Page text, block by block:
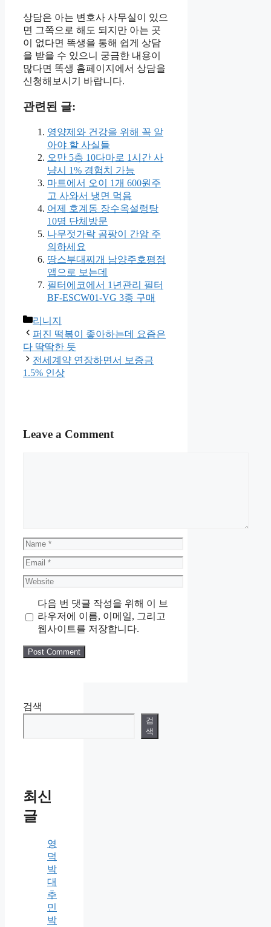
상담은 아는 변호사 사무실이 있으
면 그쪽으로 해도 되지만 아는 곳
이 없다면 똑생을 통해 쉽게 상담
을 받을 수 있으니 궁금한 내용이
많다면 똑생 홈페이지에서 상담을
신청해보시기 바랍니다.
관련된 글:
영양제와 건강을 위해 꼭 알
아야 할 사실들
오만 5층 10다마로 1시간 사
냥시 1% 경험치 가능
마트에서 오이 1개 600원주
고 사와서 냉면 먹음
어제 호계동 장수옥설렁탕
10명 단체방문
나무젓가락 곰팡이 간암 주
의하세요
땅스부대찌개 남양주호평점
앱으로 보는데
필터에코에서 1년관리 필터
BF-ESCW01-VG 3종 구매
Categories
리니지
퍼진 떡볶이 좋아하는데 요즘은
다 딱딱한 듯
전세계약 연장하면서 보증금
1.5% 인상
Leave a Comment
Name
Email
Website
다음 번 댓글 작성을 위해 이 브
라우저에 이름, 이메일, 그리고
웹사이트를 저장합니다.
검색
검
색
최신
글
영
덕
박
대
추
민
박